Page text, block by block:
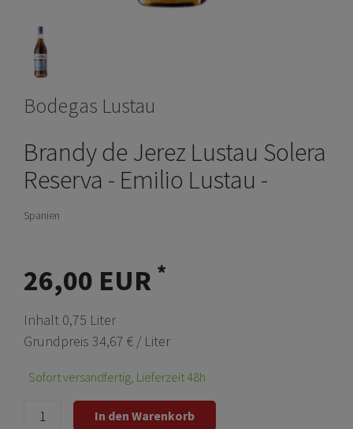
Bodegas Lustau
Brandy de Jerez Lustau Solera
Reserva - Emilio Lustau -
Spanien
26,00 EUR *
Inhalt 0,75 Liter
Grundpreis 34,67 € / Liter
Sofort versandfertig, Lieferzeit 48h
In den Warenkorb